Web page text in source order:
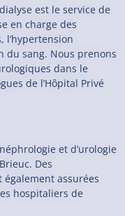
est le service de
en charge des
l’hypertension
du sang. Nous prenons
dans le
de l’Hôpital Privé
et d’urologie
Des
assurées
hospitaliers de